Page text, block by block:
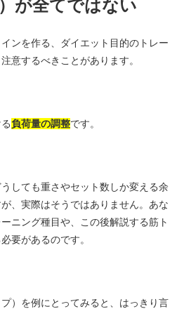
が全てではない
ンを作る、ダイエット目的のトレー
意するべきことがあります。
負荷量の調整です。
しても重さやセット数しか変える余
、実際はそうではありません。あな
ニング種目や、この後解説する筋ト
要があるのです。
）を例にとってみると、はっきり言